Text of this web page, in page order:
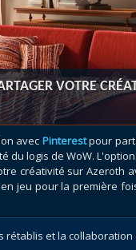
et au Val
VOIR + DE GUIDES
Les
Arme
Les
VOTRE
avec Pinterestpour
du logis de WoW.
créativité sur Azeroth
jeu pour la première
rétablis et la